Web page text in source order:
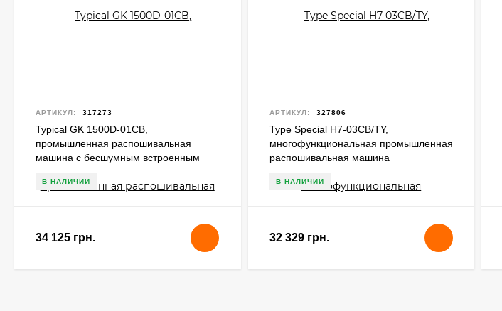
АРТИКУЛ: 317273
Typical GK 1500D-01CB,
промышленная распошивальная
машина с бесшумным встроенным
В НАЛИЧИИ
34 125 грн.
АРТИКУЛ: 327806
Type Special H7-03CB/TY,
многофункциональная промышленная
распошивальная машина
В НАЛИЧИИ
32 329 грн.